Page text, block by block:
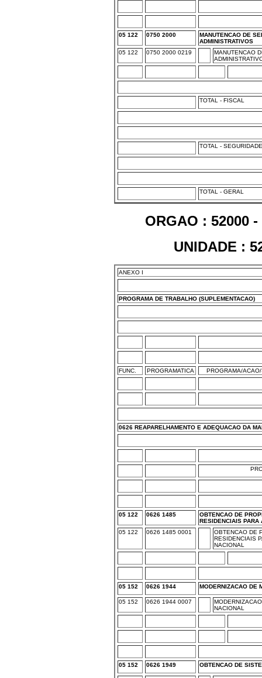
05 122 0750 2000
MANUTENCAO DE
ADMINISTRATIVOS
05 122
0750 2000 0219
MANUTENCAO
TOTAL - FISCAL
TOTAL - SEGURIDADE
TOTAL - GERAL
ORGAO : 52000
UNIDADE :
ANEXO I
PROGRAMA DE TRABALHO (SUPLEMENTACAO)
FUNC. PROGRAMATICA PROGRAMA/
0626 REAPARELHAMENTO E ADEQUACAO DA
05 122 0626 1485
OBTENCAO DE
RESIDENCIAIS PARA
05 122
0626 1485 0001
OBTENCAO DE
RESIDENCIAIS
NACIONAL
05 152 0626 1944 MODERNIZACAO DE
05 152 0626 1944 0007
NACIONAL
05 152 0626 1949 OBTENCAO DE